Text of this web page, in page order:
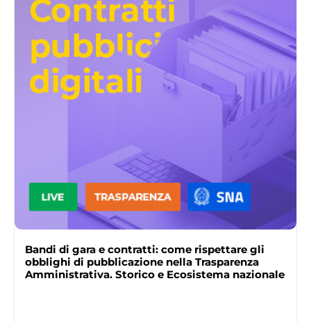
Bandi di gara e contratti: come rispettare gli
obblighi di pubblicazione nella Trasparenza
Amministrativa. Storico e Ecosistema nazionale